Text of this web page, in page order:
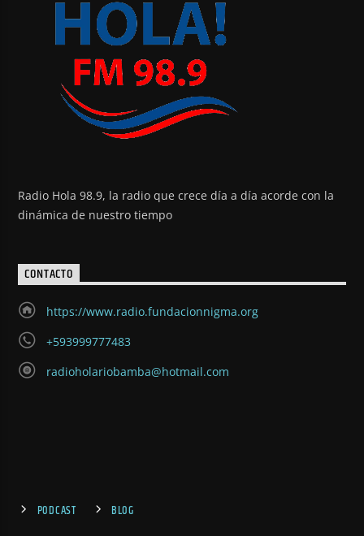
Radio Hola 98.9, la radio que crece día a día acorde con la
dinámica de nuestro tiempo
CONTACTO
https://www.radio.fundacionnigma.org
+593999777483
radioholariobamba@hotmail.com
PODCAST BLOG